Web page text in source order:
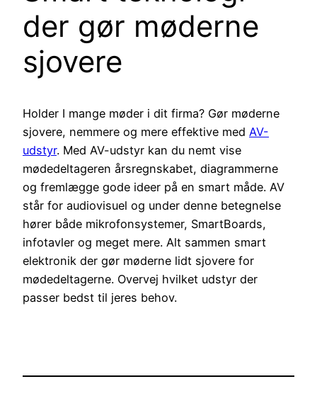
der gør møderne
sjovere
Holder I mange møder i dit firma? Gør møderne
sjovere, nemmere og mere effektive med AV-
udstyr. Med AV-udstyr kan du nemt vise
mødedeltageren årsregnskabet, diagrammerne
og fremlægge gode ideer på en smart måde. AV
står for audiovisuel og under denne betegnelse
hører både mikrofonsystemer, SmartBoards,
infotavler og meget mere. Alt sammen smart
elektronik der gør møderne lidt sjovere for
mødedeltagerne. Overvej hvilket udstyr der
passer bedst til jeres behov.